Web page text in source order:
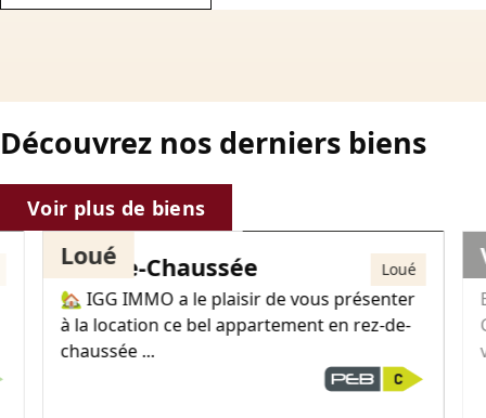
Découvrez nos derniers biens
Voir plus de biens
Loué
Rez-de-Chaussée
Loué
🏡 IGG IMMO a le plaisir de vous présenter
à la location ce bel appartement en rez-de-
chaussée ...